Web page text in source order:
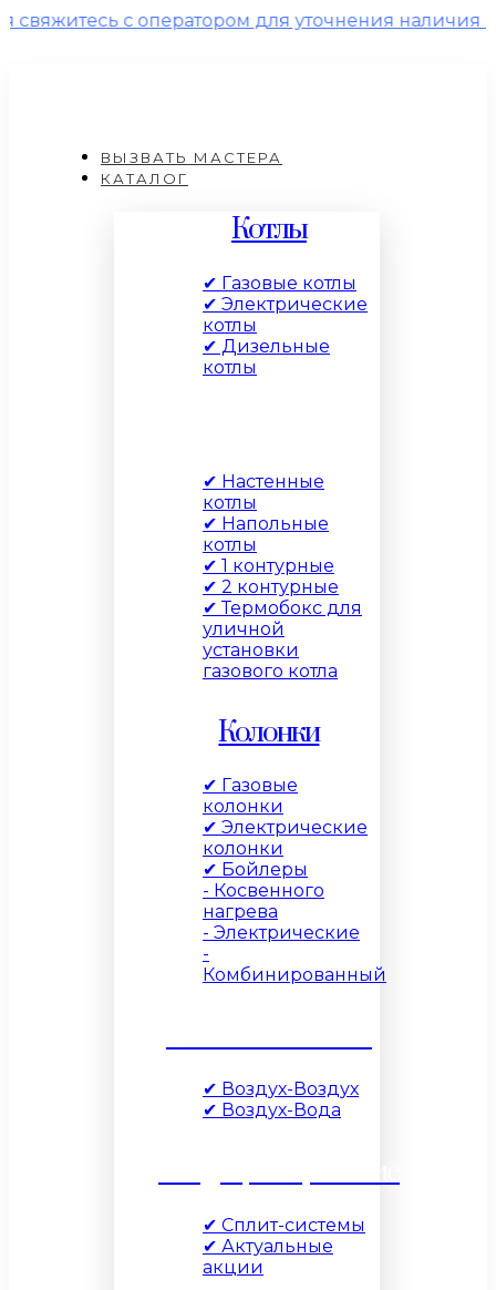
с оператором для уточнения наличия и цены!
ВЫЗВАТЬ МАСТЕРА
КАТАЛОГ
Котлы
✔ Газовые котлы
✔ Электрические
котлы
✔ Дизельные
котлы
✔ Настенные
котлы
✔ Напольные
котлы
✔ 1 контурные
✔ 2 контурные
✔ Термобокс для
уличной
установки
газового котла
Колонки
✔ Газовые
колонки
✔ Электрические
колонки
✔ Бойлеры
- Косвенного
нагрева
- Электрические
-
Комбинированный
✔ Воздух-Воздух
✔ Воздух-Вода
✔ Сплит-системы
✔ Актуальные
акции